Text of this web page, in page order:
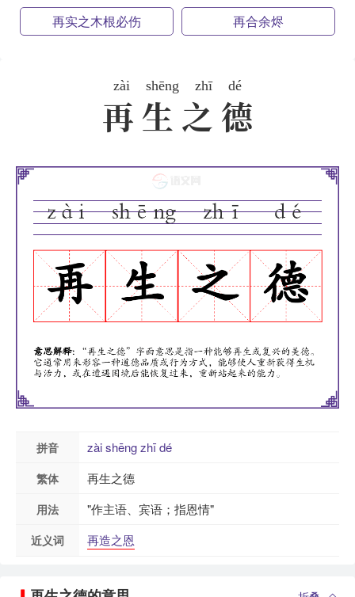
再实之木根必伤
再合余烬
zài shēng zhī dé
再生之德
拼音 zàishēngzhīdé
繁体 再生之德
用法 "作主语、宾语；指恩情"
近义词 再造之恩